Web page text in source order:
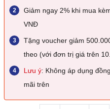
Giảm ngay 2% khi mua
VNĐ
Tặng voucher giảm
theo (với đơn trị giá trên
Lưu ý: Không áp dụng
mãi trên